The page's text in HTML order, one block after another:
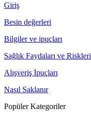
Giriş
Besin değerleri
Bilgiler ve ipuçları
Sağlık Faydaları ve Riskleri
Alışveriş İpuçları
Nasıl Saklanır
Popüler Kategoriler